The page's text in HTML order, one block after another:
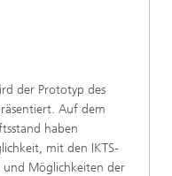
der Prototyp des
Auf dem
haben
mit den IKTS-
Möglichkeiten der